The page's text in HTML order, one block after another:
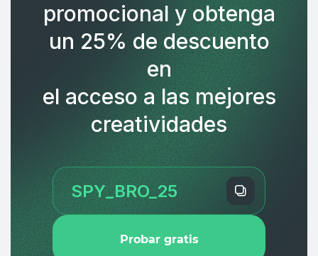
promocional y obtenga
un 25% de descuento
en
el acceso a las mejores
creatividades
Probar gratis